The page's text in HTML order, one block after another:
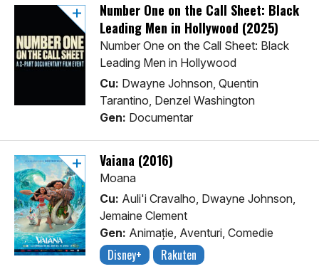
Number One on the Call Sheet: Black
Leading Men in Hollywood (2025)
Number One on the Call Sheet: Black
Leading Men in Hollywood
Cu: Dwayne Johnson, Quentin
Tarantino, Denzel Washington
Gen: Documentar
Vaiana (2016)
Moana
Cu: Auli'i Cravalho, Dwayne Johnson,
Jemaine Clement
Gen: Animaţie, Aventuri, Comedie
Disney+ Rakuten